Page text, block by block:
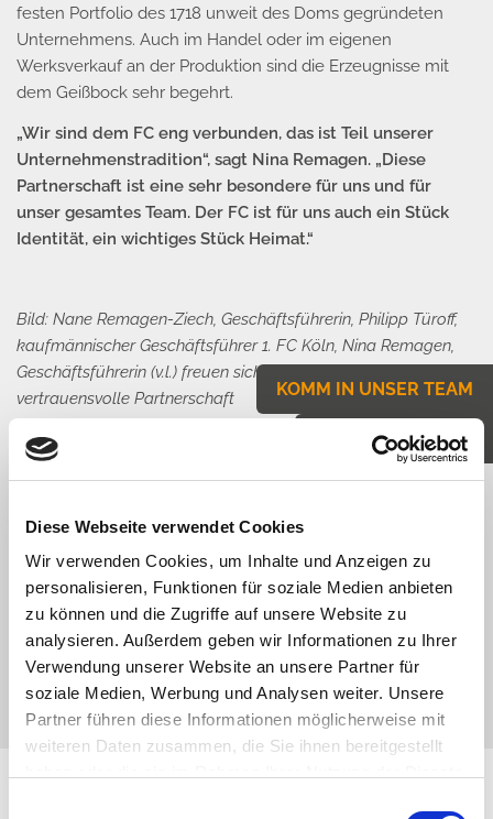
Diese Webseite verwendet Cookies
Wir verwenden Cookies, um Inhalte und Anzeigen zu
personalisieren, Funktionen für soziale Medien anbieten
zu können und die Zugriffe auf unsere Website zu
analysieren. Außerdem geben wir Informationen zu Ihrer
Verwendung unserer Website an unsere Partner für
soziale Medien, Werbung und Analysen weiter. Unsere
Partner führen diese Informationen möglicherweise mit
weiteren Daten zusammen, die Sie ihnen bereitgestellt
festen Portfolio des 1718 unweit des Doms gegründeten
Unternehmens. Auch im Handel oder im eigenen
Werksverkauf an der Produktion sind die Erzeugnisse mit
dem Geißbock sehr begehrt.
„Wir sind dem FC eng verbunden, das ist Teil unserer
Unternehmenstradition“, sagt Nina Remagen. „Diese
Partnerschaft ist eine sehr besondere für uns und für
unser gesamtes Team. Der FC ist für uns auch ein Stück
Identität, ein wichtiges Stück Heimat.“
Bild: Nane Remagen-Ziech, Geschäftsführerin, Philipp Türoff,
kaufmännischer Geschäftsführer 1. FC Köln, Nina Remagen,
Geschäftsführerin (v.l.) freuen sich über 20 Jahre
vertrauensvolle Partnerschaft
KOMM IN UNSER TEAM
JETZT BEWERBEN